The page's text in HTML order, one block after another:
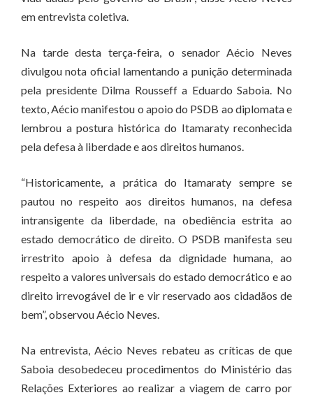
em entrevista coletiva.
Na tarde desta terça-feira, o senador Aécio Neves
divulgou nota oficial lamentando a punição determinada
pela presidente Dilma Rousseff a Eduardo Saboia. No
texto, Aécio manifestou o apoio do PSDB ao diplomata e
lembrou a postura histórica do Itamaraty reconhecida
pela defesa à liberdade e aos direitos humanos.
“Historicamente, a prática do Itamaraty sempre se
pautou no respeito aos direitos humanos, na defesa
intransigente da liberdade, na obediência estrita ao
estado democrático de direito. O PSDB manifesta seu
irrestrito apoio à defesa da dignidade humana, ao
respeito a valores universais do estado democrático e ao
direito irrevogável de ir e vir reservado aos cidadãos de
bem”, observou Aécio Neves.
Na entrevista, Aécio Neves rebateu as críticas de que
Saboia desobedeceu procedimentos do Ministério das
Relações Exteriores ao realizar a viagem de carro por